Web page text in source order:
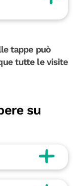
tappe può
tutte le visite
su